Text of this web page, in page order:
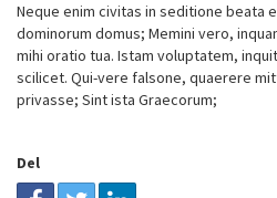
Neque enim civitas in seditione beata
dominorum domus; Memini vero,
mihi oratio tua. Istam voluptatem,
scilicet. Qui-vere falsone, quaerere
privasse; Sint ista Graecorum;
Del